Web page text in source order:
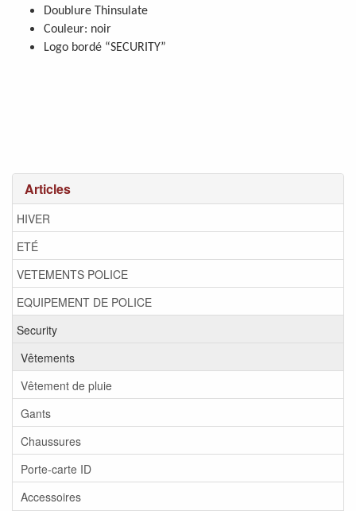
Articles
HIVER
ETÉ
VETEMENTS POLICE
EQUIPEMENT DE POLICE
Security
Vêtements
Vêtement de pluie
Gants
Chaussures
Porte-carte ID
Accessoires
Doublure Thinsulate
Couleur: noir
Logo bordé “SECURITY”